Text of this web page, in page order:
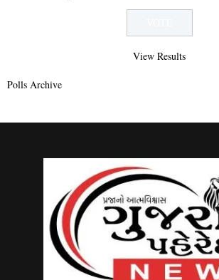
View Results
Polls Archive